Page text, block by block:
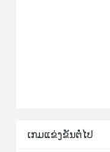
ເກມແຂ່ງຂັນຕໍ່ໄປ